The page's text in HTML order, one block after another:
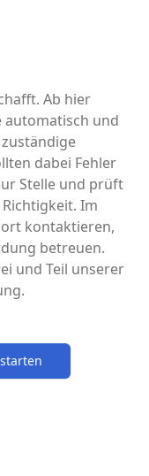
Ab hier
automatisch und
dabei Fehler
Stelle und prüft
Im
kontaktieren,
betreuen.
und Teil unserer